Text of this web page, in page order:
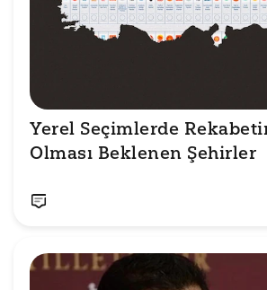
Yerel Seçimlerde
Olması Beklenen Şehirler